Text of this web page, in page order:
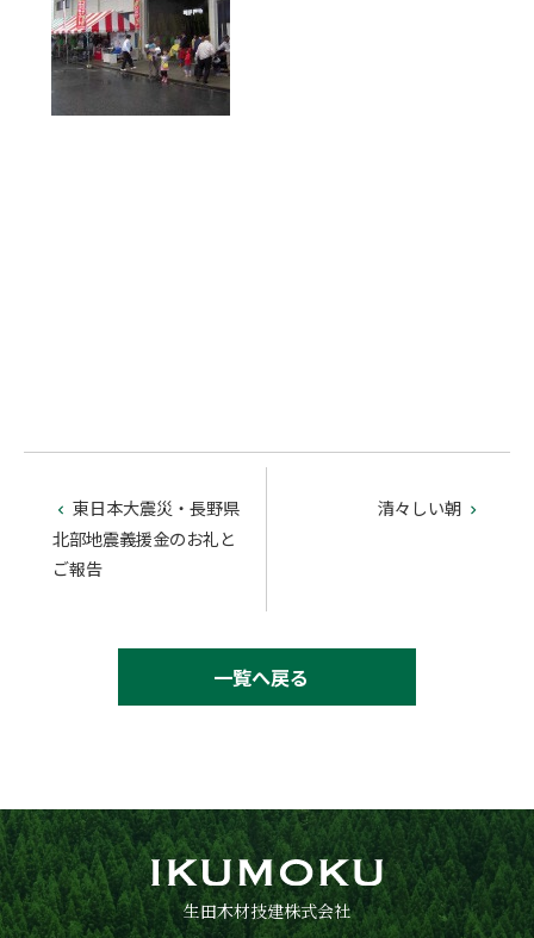
 東日本大震災・長野県
北部地震義援金のお礼と
ご報告
清々しい朝 
一覧へ戻る
生田木材技建株式会社